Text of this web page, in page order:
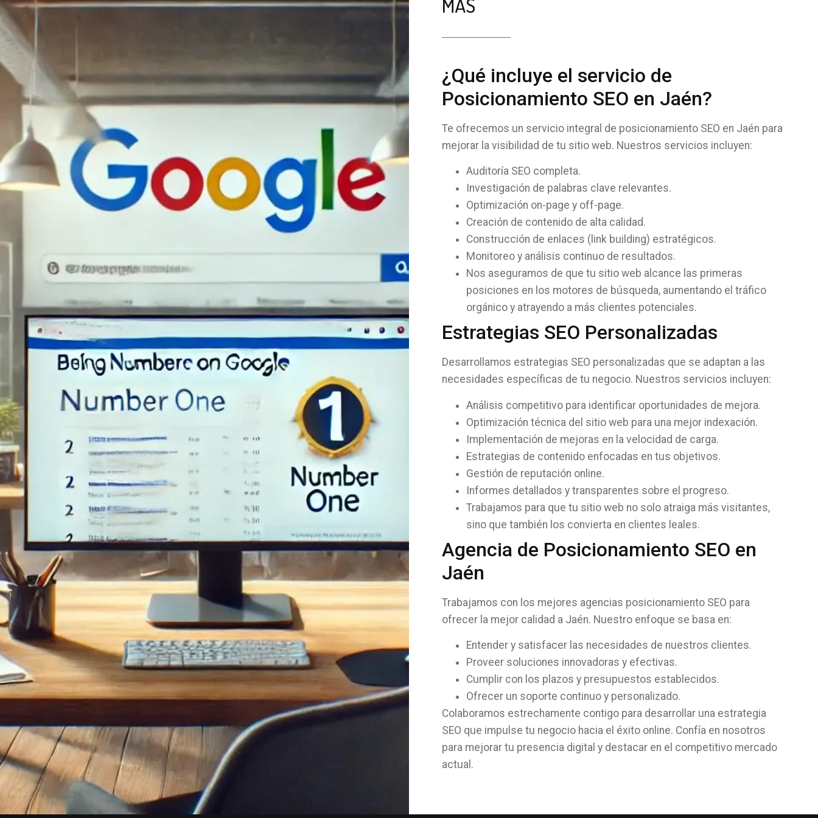
MÁS
¿Qué incluye el servicio de
Posicionamiento SEO en Jaén?
Te ofrecemos un servicio integral de posicionamiento SEO en Jaén para
mejorar la visibilidad de tu sitio web. Nuestros servicios incluyen:
Auditoría SEO completa.
Investigación de palabras clave relevantes.
Optimización on-page y off-page.
Creación de contenido de alta calidad.
Construcción de enlaces (link building) estratégicos.
Monitoreo y análisis continuo de resultados.
Nos aseguramos de que tu sitio web alcance las primeras
posiciones en los motores de búsqueda, aumentando el tráfico
orgánico y atrayendo a más clientes potenciales.
Estrategias SEO Personalizadas
Desarrollamos estrategias SEO personalizadas que se adaptan a las
necesidades específicas de tu negocio. Nuestros servicios incluyen:
Análisis competitivo para identificar oportunidades de mejora.
Optimización técnica del sitio web para una mejor indexación.
Implementación de mejoras en la velocidad de carga.
Estrategias de contenido enfocadas en tus objetivos.
Gestión de reputación online.
Informes detallados y transparentes sobre el progreso.
Trabajamos para que tu sitio web no solo atraiga más visitantes,
sino que también los convierta en clientes leales.
Agencia de Posicionamiento SEO en
Jaén
Trabajamos con los mejores agencias posicionamiento SEO para
ofrecer la mejor calidad a Jaén. Nuestro enfoque se basa en:
Entender y satisfacer las necesidades de nuestros clientes.
Proveer soluciones innovadoras y efectivas.
Cumplir con los plazos y presupuestos establecidos.
Ofrecer un soporte continuo y personalizado.
Colaboramos estrechamente contigo para desarrollar una estrategia
SEO que impulse tu negocio hacia el éxito online. Confía en nosotros
para mejorar tu presencia digital y destacar en el competitivo mercado
actual.